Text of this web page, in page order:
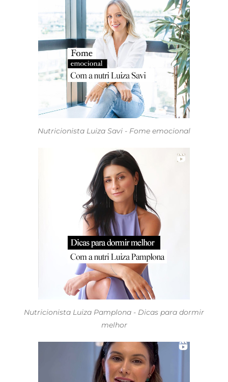
Nutricionista Luiza Savi - Fome emocional
Nutricionista Luiza Pamplona - Dicas para dormir
melhor